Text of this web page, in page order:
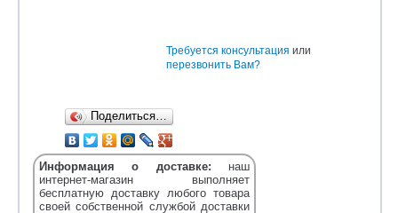
Поделиться…
Требуется консультация или
перезвонить Вам?
Информация о доставке: наш
интернет-магазин выполняет
бесплатную доставку любого товара
своей собственной службой доставки